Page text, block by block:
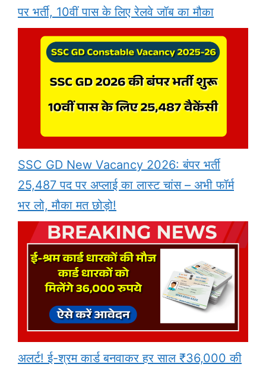
पर भर्ती, 10वीं पास के लिए रेलवे जॉब का मौका
SSC GD New Vacancy 2026: बंपर भर्ती
25,487 पद पर अप्लाई का लास्ट चांस – अभी फॉर्म
भर लो, मौका मत छोड़ो!
अलर्ट! ई-श्रम कार्ड बनवाकर हर साल ₹36,000 की